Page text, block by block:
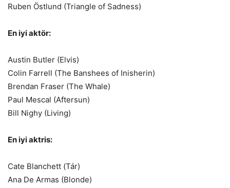
Ruben Östlund (Triangle of Sadness)
En iyi aktör:
Austin Butler (Elvis)
Colin Farrell (The Banshees of Inisherin)
Brendan Fraser (The Whale)
Paul Mescal (Aftersun)
Bill Nighy (Living)
En iyi aktris:
Cate Blanchett (Tár)
Ana De Armas (Blonde)